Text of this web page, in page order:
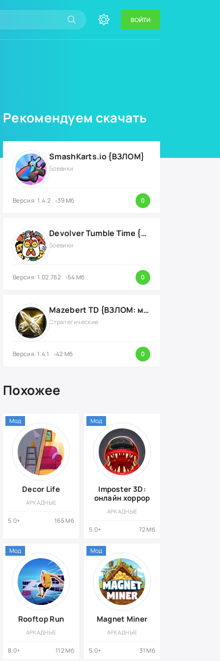
ВОЙТИ
Рекомендуем скачать
SmashKarts.io {ВЗЛОМ}
Боевики
Версия: 1.4.2 39 Мб 0
Devolver Tumble Time {ВЗЛОМ}
Боевики
Версия: 1.02.762 54 Мб 0
Mazebert TD {ВЗЛОМ: много денег}
Стратегические
Версия: 1.4.1 42 Мб 0
Похожее
Decor Life
АРКАДНЫЕ
5.0+ 165 Мб
Мод
Imposter 3D:
онлайн хоррор
АРКАДНЫЕ
5.0+ 72 Мб
Мод
Rooftop Run
АРКАДНЫЕ
8.0+ 112 Мб
Мод
Magnet Miner
АРКАДНЫЕ
5.0+ 31 Мб
Мод